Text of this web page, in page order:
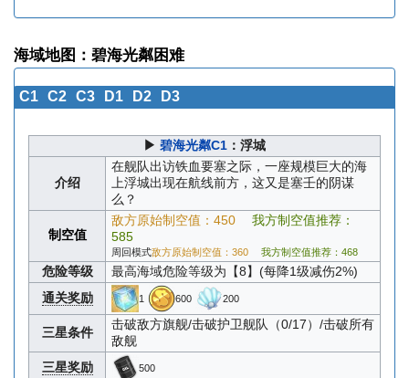
海域地图：碧海光粼困难
C1 C2 C3 D1 D2 D3
▶ 碧海光粼C1 ：浮城
介绍
在舰队出访铁血要塞之际，一座规模巨大的海
上浮城出现在航线前方，这又是塞壬的阴谋
么？
制空值
敌方原始制空值：450
我方制空值推荐：
585
周回模式敌方原始制空值：360 我方制空值推荐：468
危险等级
最高海域危险等级为【8】(每降1级减伤2%)
通关奖励
1 600 200
三星条件
击破敌方旗舰/击破护卫舰队（0/17）/击破所有
敌舰
三星奖励
500